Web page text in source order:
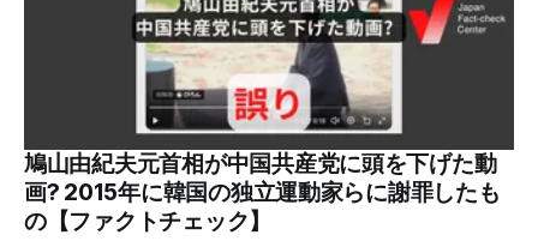
ガスを燃料としてガスエンジンやガスタービンで発電し、排
熱を冷暖房などに利用する「ガスコージェネレーション」が
原因だとする投稿が拡散した（例1、例2）。 検証する理由
ソーシャルリスニングツールMeltwaterで調べると、これら
の投稿の表示回数は少なくとも合計194万回を超えている。
爆発の原因をめぐって、さまざまな根拠不明の情報が飛び交
っているため検証する。 検証過程 イオンモール熊本の爆発
2026年7月28日午後16時27分ごろ、熊本県で震度7の地震が
発生した。午後6時ごろ、嘉島町のショッピングセンター
「イ
鳩山由紀夫元首相が中国共産党に頭を下げた動
画? 2015年に韓国の独立運動家らに謝罪したも
の【ファクトチェック】